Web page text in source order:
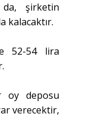
şirketin
kalacaktır.
52-54 lira
oy deposu
verecektir,